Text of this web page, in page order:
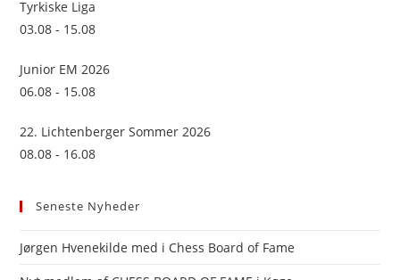
Tyrkiske Liga
03.08 - 15.08
Junior EM 2026
06.08 - 15.08
22. Lichtenberger Sommer 2026
08.08 - 16.08
Seneste Nyheder
Jørgen Hvenekilde med i Chess Board of Fame